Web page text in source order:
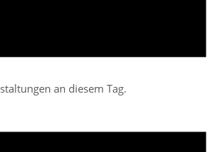
an diesem Tag.